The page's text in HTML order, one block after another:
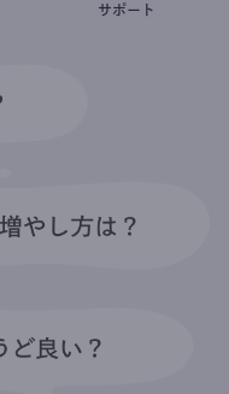
サポート